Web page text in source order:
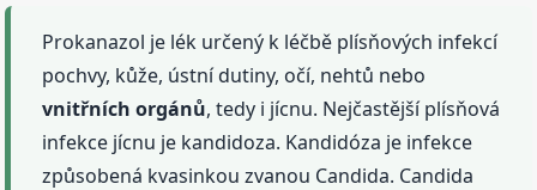
Prokanazol je lék určený k léčbě plísňových infekcí
pochvy, kůže, ústní dutiny, očí, nehtů nebo
vnitřních orgánů, tedy i jícnu. Nejčastější plísňová
infekce jícnu je kandidoza. Kandidóza je infekce
způsobená kvasinkou zvanou Candida. Candida